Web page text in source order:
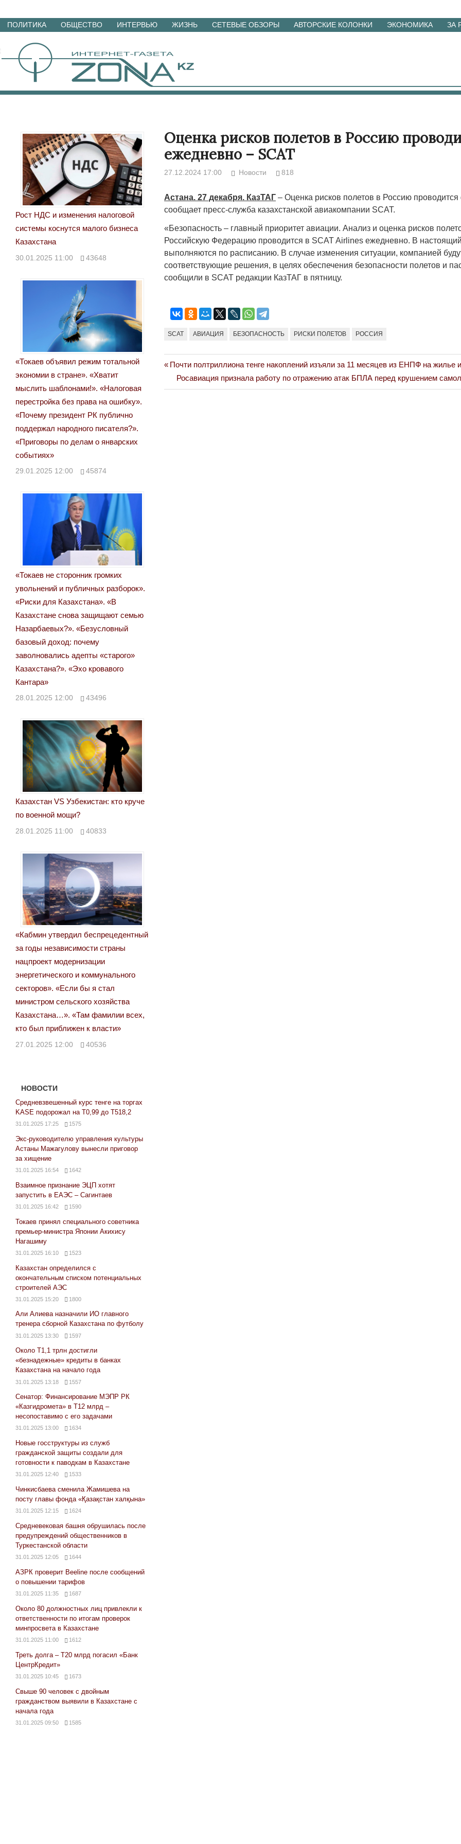
Перейти
материалам
ПОЛИТИКА ОБЩЕСТВО ИНТЕРВЬЮ ЖИЗНЬ СЕТЕВЫЕ ОБЗОРЫ АВТОРСКИЕ КОЛОНКИ ЭКОНОМИКА ЗА
Оценка рисков полетов в Россию
ежедневно – SCAT
27.12.2024 17:00 Новости 818
Астана. 27 декабря. КазТАГ – Оценка рисков полетов в Россию
сообщает пресс-служба казахстанской авиакомпании SCAT.
«Безопасность – главный приоритет авиации. Анализ и оценка рисков
Российскую Федерацию проводится в SCAT Airlines ежедневно. В
выполняются по расписанию. В случае изменения ситуации, компанией
соответствующие решения, в целях обеспечения безопасности полетов и
сообщили в SCAT редакции КазТАГ в пятницу.
SCAT АВИАЦИЯ БЕЗОПАСНОСТЬ РИСКИ ПОЛЕТОВ РОССИЯ
Навигация
по
Previous
Post:
Почти полтриллиона тенге накоплений изъяли за 11 месяцев из ЕНПФ на жилье
Next
Post:
Росавиация признала работу по отражению атак БПЛА перед крушением
Рост НДС и изменения налоговой
системы коснутся малого бизнеса
Казахстана
30.01.2025 11:00 43648
«Токаев объявил режим тотальной
экономии в стране». «Хватит
мыслить шаблонами!». «Налоговая
перестройка без права на ошибку».
«Почему президент РК публично
поддержал народного писателя?».
«Приговоры по делам о январских
событиях»
29.01.2025 12:00 45874
«Токаев не сторонник громких
увольнений и публичных разборок».
«Риски для Казахстана». «В
Казахстане снова защищают семью
Назарбаевых?». «Безусловный
базовый доход: почему
заволновались адепты «старого»
Казахстана?». «Эхо кровавого
Кантара»
28.01.2025 12:00 43496
Казахстан VS Узбекистан: кто круче
по военной мощи?
28.01.2025 11:00 40833
«Кабмин утвердил беспрецедентный
за годы независимости страны
нацпроект модернизации
энергетического и коммунального
секторов». «Если бы я стал
министром сельского хозяйства
Казахстана…». «Там фамилии всех,
кто был приближен к власти»
27.01.2025 12:00 40536
НОВОСТИ
Средневзвешенный курс тенге на торгах
KASE подорожал на Т0,99 до Т518,2
31.01.2025 17:25 1575
Экс-руководителю управления культуры
Астаны Мажагулову вынесли приговор
за хищение
31.01.2025 16:54 1642
Взаимное признание ЭЦП хотят
запустить в ЕАЭС – Сагинтаев
31.01.2025 16:42 1590
Токаев принял специального советника
премьер-министра Японии Акихису
Нагашиму
31.01.2025 16:10 1523
Казахстан определился с
окончательным списком потенциальных
строителей АЭС
31.01.2025 15:20 1800
Али Алиева назначили ИО главного
тренера сборной Казахстана по футболу
31.01.2025 13:30 1597
Около Т1,1 трлн достигли
«безнадежные» кредиты в банках
Казахстана на начало года
31.01.2025 13:18 1557
Сенатор: Финансирование МЭПР РК
«Казгидромета» в Т12 млрд –
несопоставимо с его задачами
31.01.2025 13:00 1634
Новые госструктуры из служб
гражданской защиты создали для
готовности к паводкам в Казахстане
31.01.2025 12:40 1533
Чинкисбаева сменила Жамишева на
посту главы фонда «Қазақстан халқына»
31.01.2025 12:15 1624
Средневековая башня обрушилась после
предупреждений общественников в
Туркестанской области
31.01.2025 12:05 1644
АЗРК проверит Beeline после сообщений
о повышении тарифов
31.01.2025 11:35 1687
Около 80 должностных лиц привлекли к
ответственности по итогам проверок
минпросвета в Казахстане
31.01.2025 11:00 1612
Треть долга – Т20 млрд погасил «Банк
ЦентрКредит»
31.01.2025 10:45 1673
Свыше 90 человек с двойным
гражданством выявили в Казахстане с
начала года
31.01.2025 09:50 1585
Народ выбрал свет
17.10.2024 17:00 29972
Странная
Дарига не